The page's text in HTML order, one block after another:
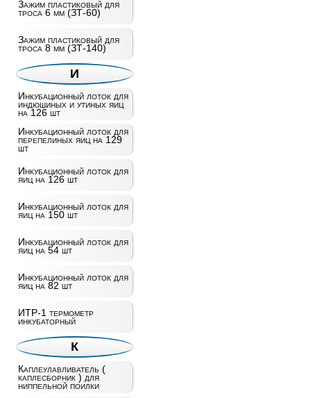
Зажим пластиковый для
троса 6 мм (ЗТ-60)
Зажим пластиковый для
троса 8 мм (ЗТ-140)
И
Инкубационный лоток для
индюшиных и утиных яиц
на 126 шт
Инкубационный лоток для
перепелиных яиц на 129
шт
Инкубационный лоток для
яиц на 126 шт
Инкубационный лоток для
яиц на 150 шт
Инкубационный лоток для
яиц на 54 шт
Инкубационный лоток для
яиц на 82 шт
ИТР-1 термометр
инкубаторный
К
Каплеулавливатель (
каплесборник ) для
ниппельной поилки